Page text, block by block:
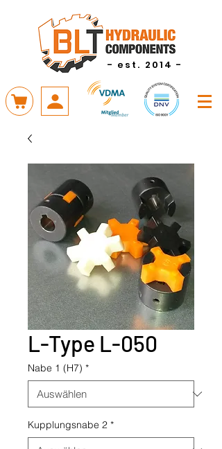
- est. 2014 -
L-Type L-050
Nabe 1 (H7) *
Kupplungsnabe 2 *